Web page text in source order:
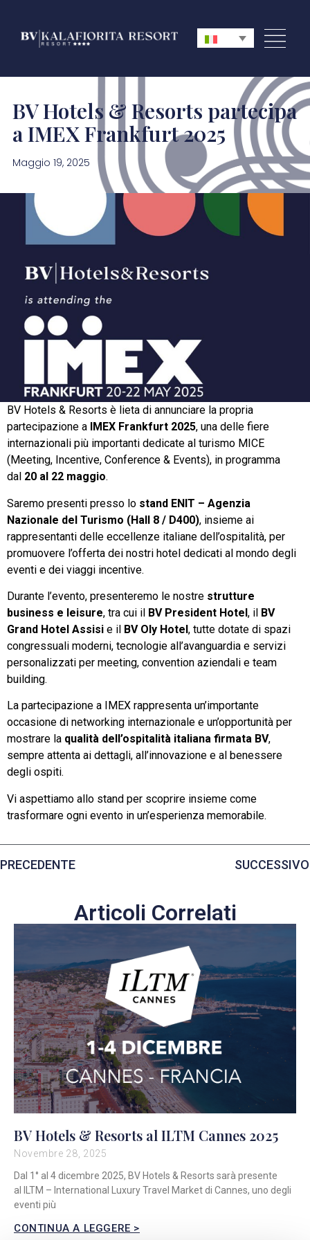
BV Hotels & Resorts partecipa
a IMEX Frankfurt 2025
Maggio 19, 2025
BV Hotels & Resorts è lieta di annunciare la propria
partecipazione a IMEX Frankfurt 2025, una delle fiere
internazionali più importanti dedicate al turismo MICE
(Meeting, Incentive, Conference & Events), in programma
dal 20 al 22 maggio.
Saremo presenti presso lo stand ENIT – Agenzia
Nazionale del Turismo (Hall 8 / D400), insieme ai
rappresentanti delle eccellenze italiane dell’ospitalità, per
promuovere l’offerta dei nostri hotel dedicati al mondo degli
eventi e dei viaggi incentive.
Durante l’evento, presenteremo le nostre strutture
business e leisure, tra cui il BV President Hotel, il BV
Grand Hotel Assisi e il BV Oly Hotel, tutte dotate di spazi
congressuali moderni, tecnologie all’avanguardia e servizi
personalizzati per meeting, convention aziendali e team
building.
La partecipazione a IMEX rappresenta un’importante
occasione di networking internazionale e un’opportunità per
mostrare la qualità dell’ospitalità italiana firmata BV,
sempre attenta ai dettagli, all’innovazione e al benessere
degli ospiti.
Vi aspettiamo allo stand per scoprire insieme come
trasformare ogni evento in un’esperienza memorabile.
PRECEDENTE SUCCESSIVO
Articoli Correlati
BV Hotels & Resorts al ILTM Cannes 2025
Novembre 28, 2025
Dal 1° al 4 dicembre 2025, BV Hotels & Resorts sarà presente
al ILTM – International Luxury Travel Market di Cannes, uno degli
eventi più
CONTINUA A LEGGERE >